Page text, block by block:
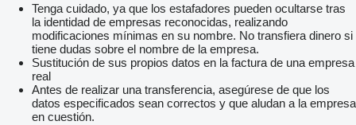
Tenga cuidado, ya que los estafadores pueden ocultarse tras
la identidad de empresas reconocidas, realizando
modificaciones mínimas en su nombre. No transfiera dinero si
tiene dudas sobre el nombre de la empresa.
Sustitución de sus propios datos en la factura de una empresa
real
Antes de realizar una transferencia, asegúrese de que los
datos especificados sean correctos y que aludan a la empresa
en cuestión.